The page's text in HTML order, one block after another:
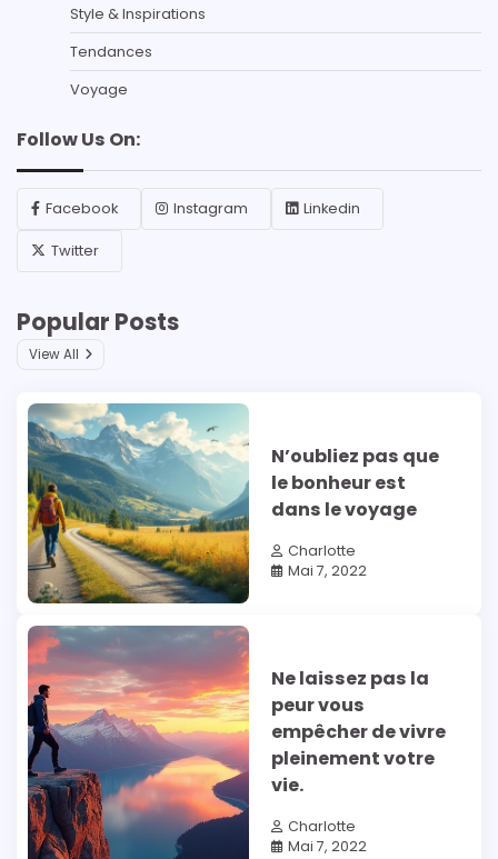
Style & Inspirations
Tendances
Voyage
Follow Us On:
Facebook Instagram
Linkedin
Twitter
Popular Posts
View All
N’oubliez pas que
le bonheur est
dans le voyage
Charlotte
Mai 7, 2022
Ne laissez pas la
peur vous
empêcher de vivre
pleinement votre
vie.
Charlotte
Mai 7, 2022